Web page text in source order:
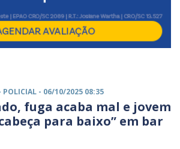
POLICIAL - 06/10/2025 08:35
fuga acaba mal e jovem
para baixo” em bar